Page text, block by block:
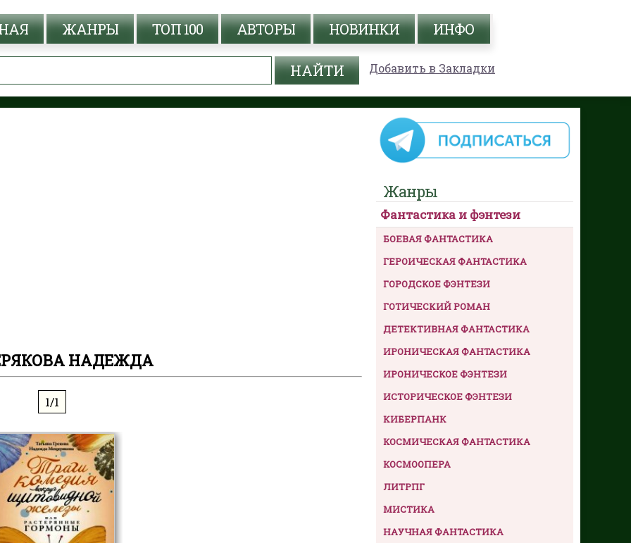
ЖАНРЫ ТОП 100 АВТОРЫ НОВИНКИ ИНФО
Добавить в Закладки
НАДЕЖДА
1/1
Жанры
Фантастика и фэнтези
БОЕВАЯ ФАНТАСТИКА
ГЕРОИЧЕСКАЯ ФАНТАСТИКА
ГОРОДСКОЕ ФЭНТЕЗИ
ГОТИЧЕСКИЙ РОМАН
ДЕТЕКТИВНАЯ ФАНТАСТИКА
ИРОНИЧЕСКАЯ ФАНТАСТИКА
ИРОНИЧЕСКОЕ ФЭНТЕЗИ
ИСТОРИЧЕСКОЕ ФЭНТЕЗИ
КИБЕРПАНК
КОСМИЧЕСКАЯ ФАНТАСТИКА
КОСМООПЕРА
ЛИТРПГ
МИСТИКА
НАУЧНАЯ ФАНТАСТИКА